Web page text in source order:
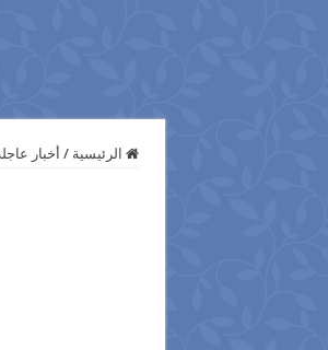
الرئيسية / أخبار